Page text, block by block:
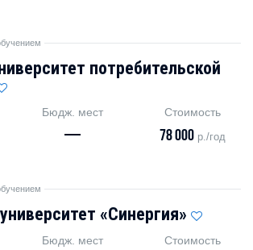
потребительской
Бюдж. мест
—
Стоимость
78 000 р./год
«Синергия»
Бюдж. мест Стоимость